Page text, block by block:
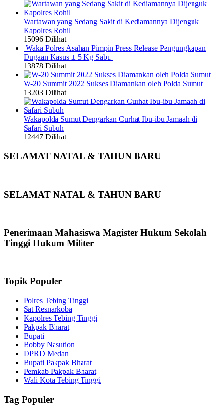
Wartawan yang Sedang Sakit di Kediamannya Dijenguk
Kapolres Rohil
15096 Dilihat
Waka Polres Asahan Pimpin Press Release Pengungkapan
Dugaan Kasus ± 5 Kg Sabu
13878 Dilihat
W-20 Summit 2022 Sukses Diamankan oleh Polda Sumut
13203 Dilihat
Wakapolda Sumut Dengarkan Curhat Ibu-ibu Jamaah di
Safari Subuh
12447 Dilihat
SELAMAT NATAL & TAHUN BARU
SELAMAT NATAL & TAHUN BARU
Penerimaan Mahasiswa Magister Hukum Sekolah
Tinggi Hukum Militer
Topik Populer
Polres Tebing Tinggi
Sat Resnarkoba
Kapolres Tebing Tinggi
Pakpak Bharat
Bupati
Bobby Nasution
DPRD Medan
Bupati Pakpak Bharat
Pemkab Pakpak Bharat
Wali Kota Tebing Tinggi
Tag Populer